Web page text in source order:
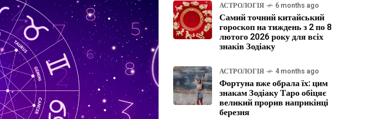
АСТРОЛОГІЯ 6 months ago
Самий точний китайський
гороскоп на тиждень з 2 по 8
лютого 2026 року для всіх
знаків Зодіаку
АСТРОЛОГІЯ 4 months ago
Фортуна вже обрала їх: цим
знакам Зодіаку Таро обіцяє
великий прорив наприкінці
березня